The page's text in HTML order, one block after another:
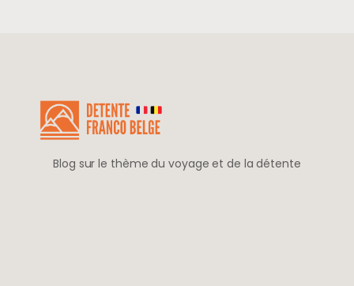
Blog sur le thème du voyage et de la détente